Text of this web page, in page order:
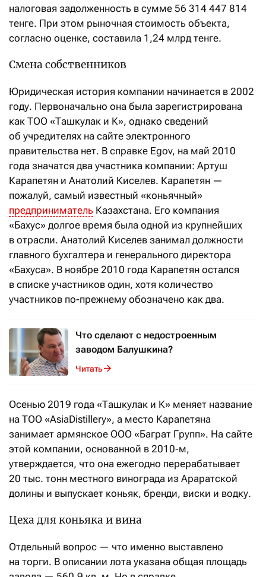
налоговая задолженность в сумме 56 314 447 814
тенге. При этом рыночная стоимость объекта,
согласно оценке, составила 1,24 млрд тенге.
Смена собственников
Юридическая история компании начинается в 2002
году. Первоначально она была зарегистрирована
как ТОО «Ташкулак и К», однако сведений
об учредителях на сайте электронного
правительства нет. В справке Egov, на май 2010
года значатся два участника компании: Артуш
Карапетян и Анатолий Киселев. Карапетян —
пожалуй, самый известный «коньячный»
предприниматель Казахстана. Его компания
«Бахус» долгое время была одной из крупнейших
в отрасли. Анатолий Киселев занимал должности
главного бухгалтера и генерального директора
«Бахуса». В ноябре 2010 года Карапетян остался
в списке участников один, хотя количество
участников по-прежнему обозначено как два.
Что сделают с недостроенным
заводом Балушкина?
Читать
Осенью 2019 года «Ташкулак и К» меняет название
на ТОО «AsiaDistillery», а место Карапетяна
занимает армянское ООО «Баграт Групп». На сайте
этой компании, основанной в 2010-м,
утверждается, что она ежегодно перерабатывает
20 тыс. тонн местного винограда из Араратской
долины и выпускает коньяк, бренди, виски и водку.
Цеха для коньяка и вина
Отдельный вопрос — что именно выставлено
на торги. В описании лота указана общая площадь